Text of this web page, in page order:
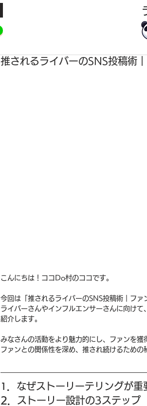
推されるライバーのSNS投稿術
こんにちは！ココDo村のココです。
今回は「推されるライバーのSNS投稿術｜フ
ライバーさんやインフルエンサーさんに向け
紹介します。
みなさんの活動をより魅力的にし、ファンを獲
ファンとの関係性を深め、推され続けるための
なぜストーリーテリングが重
2．
ストーリー設計の3ステップ